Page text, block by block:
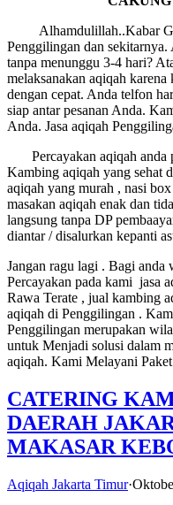
Alhamdulillah..Kabar
Penggilingan dan sekitarnya.
tanpa menunggu 3-4 hari?
melaksanakan aqiqah
dengan cepat. Anda telfon
siap antar pesanan Anda.
Anda. Jasa aqiqah
Percayakan aqiqah anda
Kambing aqiqah yang sehat
aqiqah yang murah , nasi
masakan aqiqah enak dan
langsung tanpa DP
diantar / disalurkan kepanti
Jangan ragu lagi . Bagi anda
Percayakan pada kami jasa
Rawa Terate , jual kambing
aqiqah di Penggilingan .
Penggilingan merupakan
untuk Menjadi solusi dalam
aqiqah. Kami Melayani
CATERING
DAERAH
MAKASAR
Aqiqah Jakarta Timur·